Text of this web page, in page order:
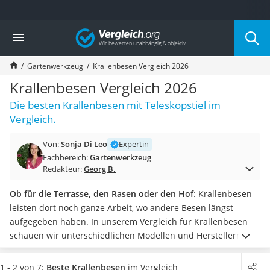
Die beliebtesten Vergleiche nach Kategorie
Baumarkt
Tresor feuerfest
Makita-Akku-Rasenmäher
Kappsäge
Smartes Türschloss
Akku-Rasentrimmer
Feuchtigkeitsmessgerät
Split-Klimaanlage 2 Innengeräte
Pelletofen
Bohrmaschine
Fliesenschneider
Hochdruckreiniger
Doppelschleifer
Überwachungskamera
Benzinrasenmäher mit Elektrostart
Akku-Laubsauger
Vergleich
Gartenwerkzeug Krallenbesen Vergleich 2026
Krallenbesen Vergleich 2026
Die besten Krallenbesen mit Teleskopstiel im
Vergleich.
Von:Sonja Di Leo
Expertin
Fachbereich:Gartenwerkzeug
Redakteur:Georg B.
Ob für die Terrasse, den Rasen oder den Hof: Krallenbesen
leisten dort noch ganze Arbeit, wo andere Besen längst
aufgegeben haben. In unserem Vergleich für Krallenbesen
schauen wir unterschiedlichen Modellen und Herstellern auf
die Borsten. Verschiedene Tests im Internet zeigen: Gerade
wenn Sie große Flächen zu reinigen haben, lohnt es sich auf
1 - 2 von 7: Beste Krallenbesen im Vergleich